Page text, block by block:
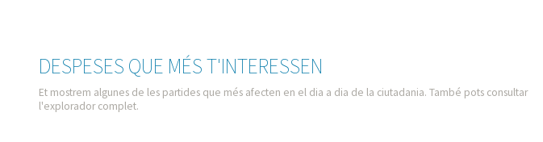
DESPESES QUE MÉS T'INTERESSEN
Et mostrem algunes de les partides que més afecten en el dia a dia de la ciutadania. També pots consultar
l'explorador complet.